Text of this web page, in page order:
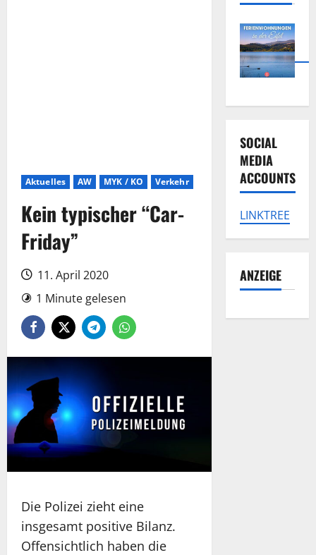
Aktuelles AW MYK / KO Verkehr
Kein typischer “Car-
Friday”
11. April 2020
1 Minute gelesen
Die Polizei zieht eine
insgesamt positive Bilanz.
Offensichtlich haben die
SOCIAL
MEDIA
ACCOUNTS
LINKTREE
ANZEIGE